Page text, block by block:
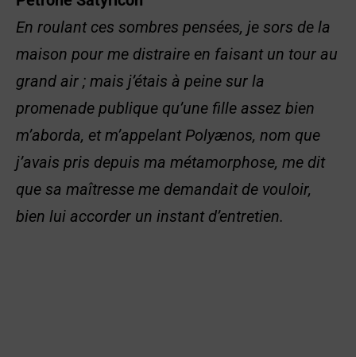
En roulant ces sombres pensées, je sors de la
maison pour me distraire en faisant un tour au
grand air ; mais j’étais à peine sur la
promenade publique qu’une fille assez bien
m’aborda, et m’appelant Polyænos, nom que
j’avais pris depuis ma métamorphose, me dit
que sa maîtresse me demandait de vouloir,
bien lui accorder un instant d’entretien.